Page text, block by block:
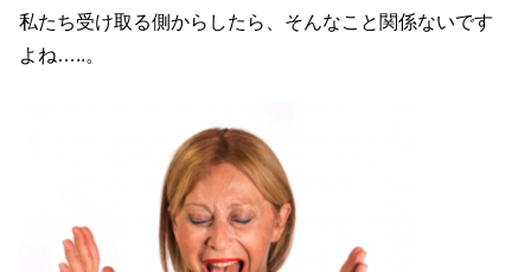
私たち受け取る側からしたら、そんなこと関係ないです
よね…..。